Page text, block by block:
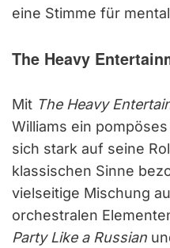
eine Stimme für
The Heavy
Mit The Heavy
Williams ein
sich stark auf seine
klassischen Sinne
vielseitige Mischung
orchestralen
Party Like a Russian